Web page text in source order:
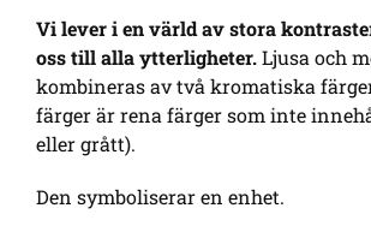
Vi lever i en värld av stora
oss till alla ytterligheter.Ljusa och
kombineras av två kromatiska
färger är rena färger som inte
eller grått).
Den symboliserar en enhet.